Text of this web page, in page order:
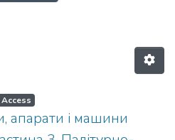
апарати і машини